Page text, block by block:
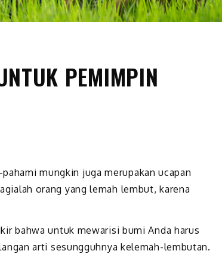
PEMIMPIN
mungkin juga merupakan ucapan
orang yang lemah lembut, karena
bahwa untuk mewarisi bumi Anda harus
arti sesungguhnya kelemah-lembutan.